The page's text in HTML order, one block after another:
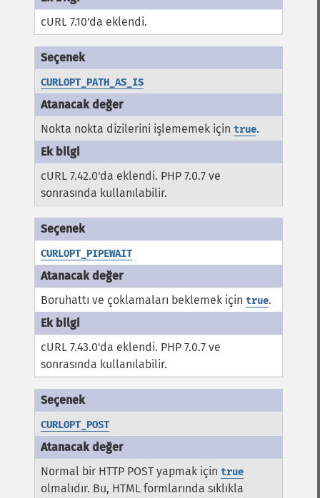
cURL 7.10'da eklendi.
CURLOPT_PATH_AS_IS
Nokta nokta dizilerini işlememek için true.
cURL 7.42.0'da eklendi. PHP 7.0.7 ve
sonrasında kullanılabilir.
CURLOPT_PIPEWAIT
Boruhattı ve çoklamaları beklemek için true.
cURL 7.43.0'da eklendi. PHP 7.0.7 ve
sonrasında kullanılabilir.
CURLOPT_POST
Normal bir HTTP POST yapmak için true
olmalıdır. Bu, HTML formlarında sıklıkla